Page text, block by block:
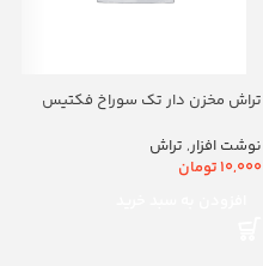
تراش مخزن دار تک سوراخ فکتیس
نوشت افزار, تراش
10,000تومان